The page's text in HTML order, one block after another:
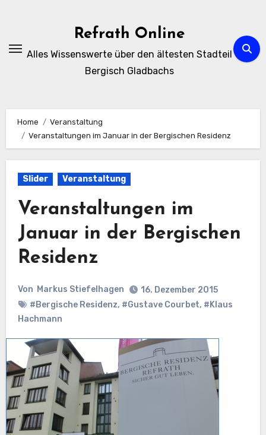
Refrath Online
Alles Wissenswerte über den ältesten Stadteil
Bergisch Gladbachs
Home
Veranstaltung
Veranstaltungen im Januar in der Bergischen Residenz
Slider Veranstaltung
Veranstaltungen im
Januar in der Bergischen
Residenz
Von Markus Stiefelhagen
16. Dezember 2015
#Bergische Residenz, #Gustave Courbet, #Klaus
Hachmann